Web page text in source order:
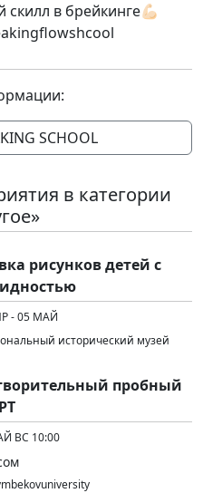
в брейкинге💪🏻
SCHOOL
в категории
рисунков детей с
- 05 МАЙ
исторический музей
пробный
ВС 10:00